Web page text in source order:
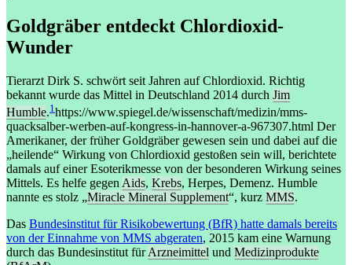
Goldgräber entdeckt Chlordioxid-
Wunder
Tierarzt Dirk S. schwört seit Jahren auf Chlordioxid. Richtig
bekannt wurde das Mittel in Deutschland 2014 durch Jim
Humble.1 https://www.spiegel.de/wissenschaft/medizin/mms-
quacksalber-werben-auf-kongress-in-hannover-a-967307.html Der
Amerikaner, der früher Goldgräber gewesen sein und dabei auf die
„heilende“ Wirkung von Chlordioxid gestoßen sein will, berichtete
damals auf einer Esoterikmesse von der besonderen Wirkung seines
Mittels. Es helfe gegen Aids, Krebs, Herpes, Demenz. Humble
nannte es stolz „Miracle Mineral Supplement“, kurz MMS.
Das Bundesinstitut für Risikobewertung (BfR) hatte damals bereits
von der Einnahme von MMS abgeraten, 2015 kam eine Warnung
durch das Bundesinstitut fürArzneimittel und Medizinprodukte